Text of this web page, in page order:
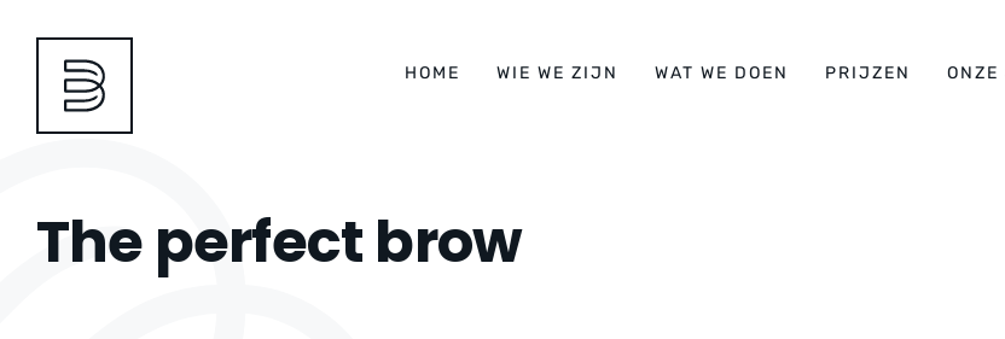
inhoud
HOME WIE WE ZIJN WAT WE DOEN PRIJZEN ONZE
The perfect brow